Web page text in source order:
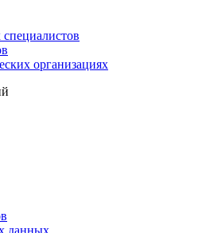
организациях
данных